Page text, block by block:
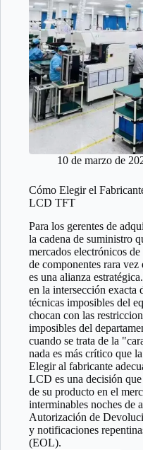
10 de marzo de
Cómo Elegir el
LCD TFT
Para los gerentes de
la cadena de suministro
mercados electrónicos
de componentes rara vez
es una alianza
en la intersección exacta
técnicas imposibles del
chocan con las
imposibles del
cuando se trata de la
nada es más crítico que
Elegir al fabricante
LCD es una decisión
de su producto en el
interminables noches de
Autorización de
y notificaciones
(EOL).